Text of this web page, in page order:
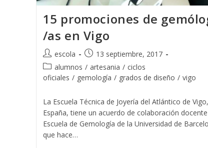
15 promociones de
/as en Vigo
Autor
de
la
escola
Publicación
de
la
entrada:
13 septiembre, 2017
Categoría
de
entrada:
alumnos / artesania / ciclos
oficiales / gemología / grados de diseño / vigo
La Escuela Técnica de Joyería del Atlántico de
España, tiene un acuerdo de colaboración
Escuela de Gemología de la Universidad de
que hace…